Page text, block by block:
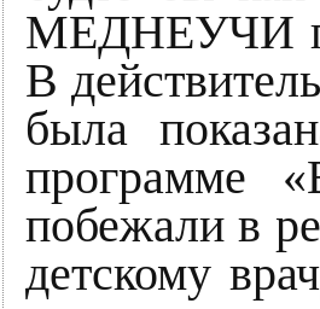
МЕДНЕУЧИ
В
была
программе
побежали в
детскому